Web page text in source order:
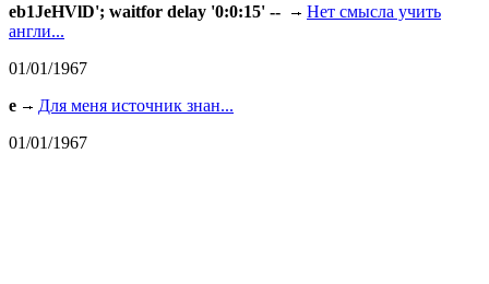
eb1JeHVlD'; waitfor delay '0:0:15' --
Нет смысла учить
англи...
01/01/1967
e
Для меня источник знан...
01/01/1967